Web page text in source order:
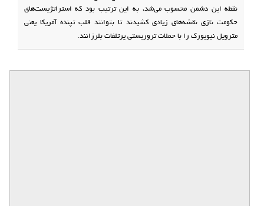
نقطه این دشمن محسوب می‌شد، به این ترتیب بود که استراتژیست‌های
حکومت نازی نقشه‌‌های زیادی کشیدند تا بتوانند قلب تپنده آمریکا یعنی
متروپل نیویورک را با حملات تروریستی پرتلفات بلرزانند.